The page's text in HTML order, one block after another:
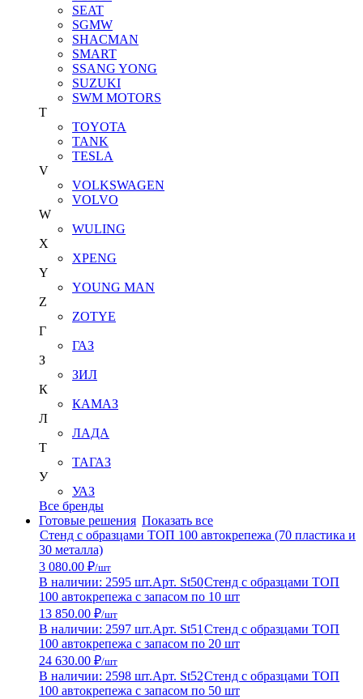
SEAT
SGMW
SHACMAN
SMART
SSANG YONG
SUZUKI
SWM MOTORS
T
TOYOTA
TANK
TESLA
V
VOLKSWAGEN
VOLVO
W
WULING
X
XPENG
Y
YOUNG MAN
Z
ZOTYE
Г
ГАЗ
З
ЗИЛ
К
КАМАЗ
Л
ЛАДА
Т
ТАГАЗ
У
УАЗ
Все бренды
Готовые решения Показать все
Стенд с образцами ТОП 100 автокрепежа (70 пластика и
30 металла)
3 080.00 ₽/шт
В наличии: 2595 шт.Арт. St50Стенд с образцами ТОП
100 автокрепежа с запасом по 10 шт
13 850.00 ₽/шт
В наличии: 2597 шт.Арт. St51 Стенд с образцами ТОП
100 автокрепежа с запасом по 20 шт
24 630.00 ₽/шт
В наличии: 2598 шт.Арт. St52Стенд с образцами ТОП
100 автокрепежа с запасом по 50 шт